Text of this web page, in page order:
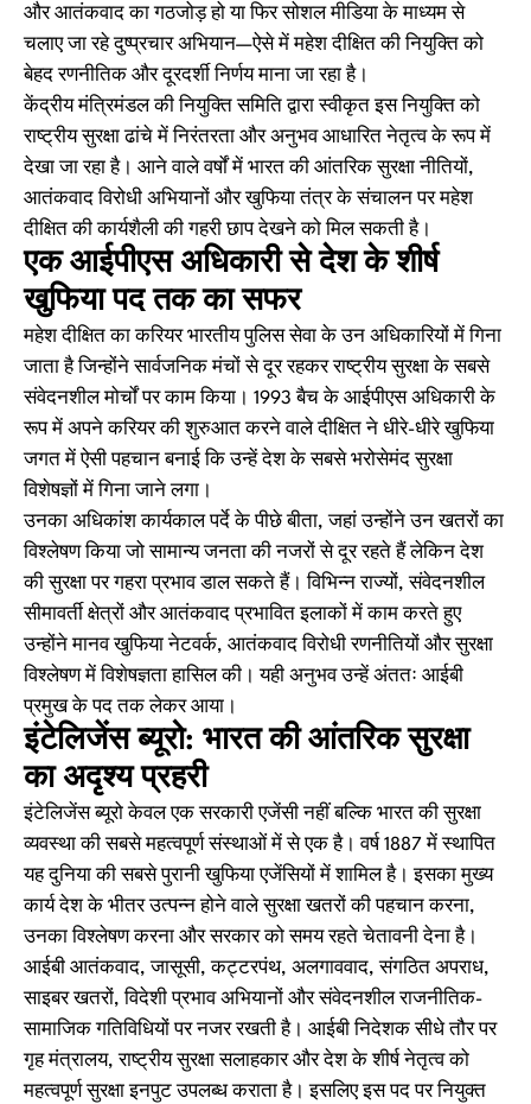
और आतंकवाद का गठजोड़ हो या फिर सोशल मीडिया के माध्यम से
चलाए जा रहे दुष्प्रचार अभियान—ऐसे में महेश दीक्षित की नियुक्ति को
बेहद रणनीतिक और दूरदर्शी निर्णय माना जा रहा है।
केंद्रीय मंत्रिमंडल की नियुक्ति समिति द्वारा स्वीकृत इस नियुक्ति को
राष्ट्रीय सुरक्षा ढांचे में निरंतरता और अनुभव आधारित नेतृत्व के रूप में
देखा जा रहा है। आने वाले वर्षों में भारत की आंतरिक सुरक्षा नीतियों,
आतंकवाद विरोधी अभियानों और खुफिया तंत्र के संचालन पर महेश
दीक्षित की कार्यशैली की गहरी छाप देखने को मिल सकती है।
एक आईपीएस अधिकारी से देश के शीर्ष
खुफिया पद तक का सफर
महेश दीक्षित का करियर भारतीय पुलिस सेवा के उन अधिकारियों में गिना
जाता है जिन्होंने सार्वजनिक मंचों से दूर रहकर राष्ट्रीय सुरक्षा के सबसे
संवेदनशील मोर्चों पर काम किया। 1993 बैच के आईपीएस अधिकारी के
रूप में अपने करियर की शुरुआत करने वाले दीक्षित ने धीरे-धीरे खुफिया
जगत में ऐसी पहचान बनाई कि उन्हें देश के सबसे भरोसेमंद सुरक्षा
विशेषज्ञों में गिना जाने लगा।
उनका अधिकांश कार्यकाल पर्दे के पीछे बीता, जहां उन्होंने उन खतरों का
विश्लेषण किया जो सामान्य जनता की नजरों से दूर रहते हैं लेकिन देश
की सुरक्षा पर गहरा प्रभाव डाल सकते हैं। विभिन्न राज्यों, संवेदनशील
सीमावर्ती क्षेत्रों और आतंकवाद प्रभावित इलाकों में काम करते हुए
उन्होंने मानव खुफिया नेटवर्क, आतंकवाद विरोधी रणनीतियों और सुरक्षा
विश्लेषण में विशेषज्ञता हासिल की। यही अनुभव उन्हें अंततः आईबी
प्रमुख के पद तक लेकर आया।
इंटेलिजेंस ब्यूरो: भारत की आंतरिक सुरक्षा
का अदृश्य प्रहरी
इंटेलिजेंस ब्यूरो केवल एक सरकारी एजेंसी नहीं बल्कि भारत की सुरक्षा
व्यवस्था की सबसे महत्वपूर्ण संस्थाओं में से एक है। वर्ष 1887 में स्थापित
यह दुनिया की सबसे पुरानी खुफिया एजेंसियों में शामिल है। इसका मुख्य
कार्य देश के भीतर उत्पन्न होने वाले सुरक्षा खतरों की पहचान करना,
उनका विश्लेषण करना और सरकार को समय रहते चेतावनी देना है।
आईबी आतंकवाद, जासूसी, कट्टरपंथ, अलगाववाद, संगठित अपराध,
साइबर खतरों, विदेशी प्रभाव अभियानों और संवेदनशील राजनीतिक-
सामाजिक गतिविधियों पर नजर रखती है। आईबी निदेशक सीधे तौर पर
गृह मंत्रालय, राष्ट्रीय सुरक्षा सलाहकार और देश के शीर्ष नेतृत्व को
महत्वपूर्ण सुरक्षा इनपुट उपलब्ध कराता है। इसलिए इस पद पर नियुक्त